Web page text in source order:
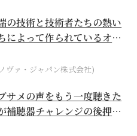
の技術と技術者たちの熱い
によって作られているオー
ヴァ・ジャパン株式会社)
サメの声をもう一度聴きた
補聴器チャレンジの後押し